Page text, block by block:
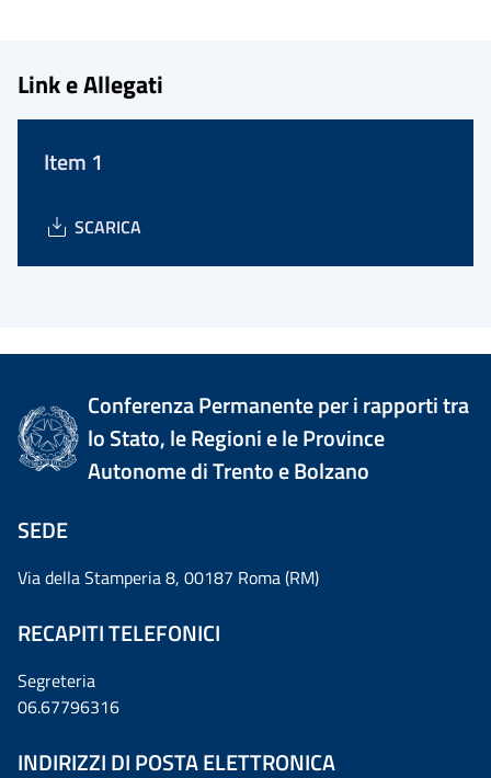
Link e Allegati
Item 1
SCARICA
Conferenza Permanente per i rapporti tra
lo Stato, le Regioni e le Province
Autonome di Trento e Bolzano
SEDE
Via della Stamperia 8, 00187 Roma (RM)
RECAPITI TELEFONICI
Segreteria
06.67796316
INDIRIZZI DI POSTA ELETTRONICA